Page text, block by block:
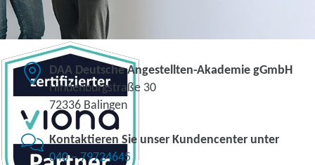
DAA Deutsche Angestellten-Akademie gGmbH
Hindenburgstraße 30
72336 Balingen
Kontaktieren Sie unser Kundencenter unter
040 – 79724645